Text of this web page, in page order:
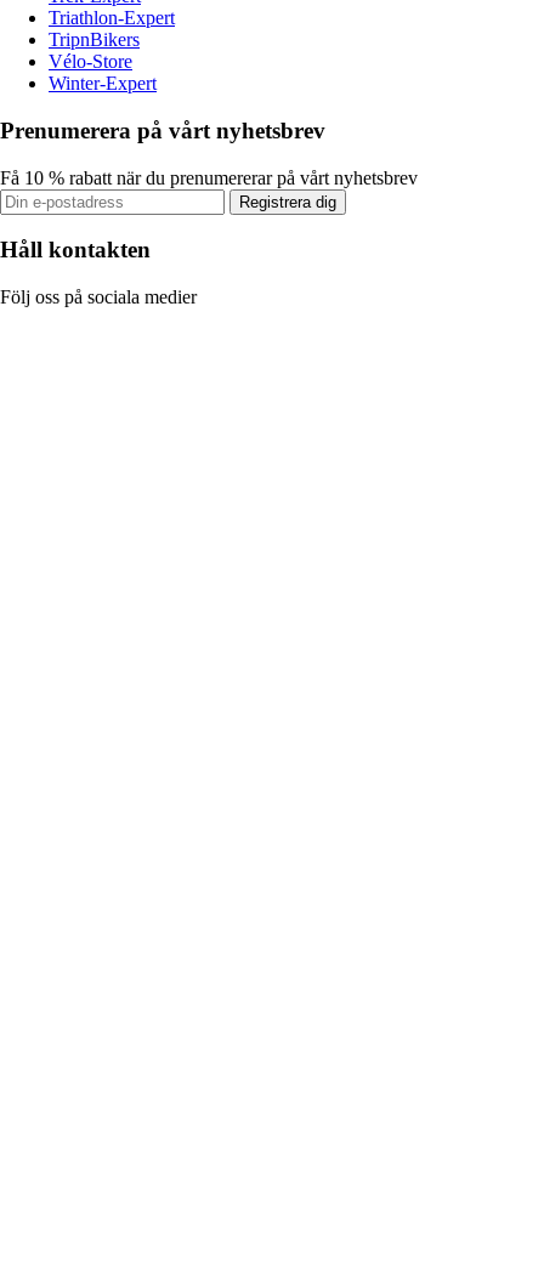
Triathlon-Expert
TripnBikers
Vélo-Store
Winter-Expert
Prenumerera på vårt nyhetsbrev
Få 10 % rabatt när du prenumererar på vårt nyhetsbrev
Registrera dig
Håll kontakten
Följ oss på sociala medier